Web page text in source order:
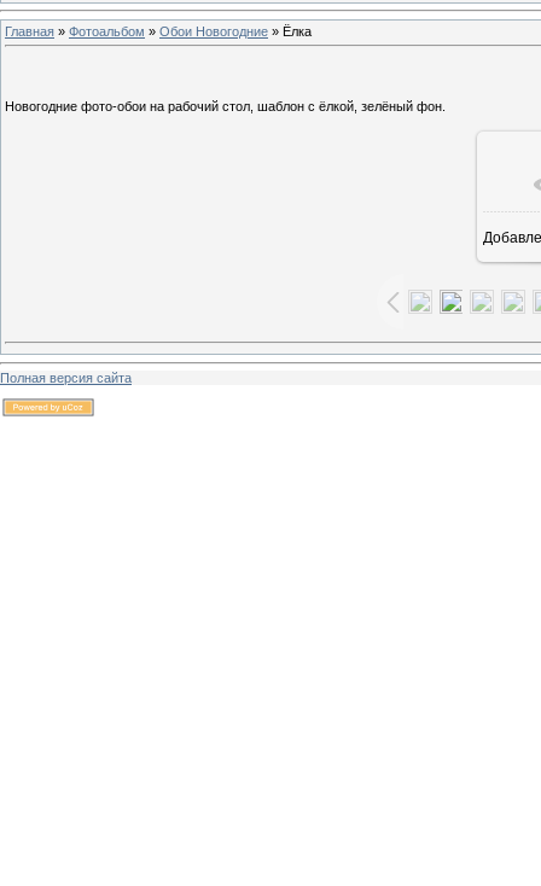
Главная » Фотоальбом » Обои Новогодние » Ёлка
Новогодние фото-обои на рабочий стол, шаблон с ёлкой, зелёный фон.
Полная версия сайта